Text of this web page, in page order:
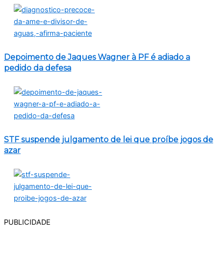
Depoimento de Jaques Wagner à PF é adiado a
pedido da defesa
STF suspende julgamento de lei que proíbe jogos de
azar
PUBLICIDADE